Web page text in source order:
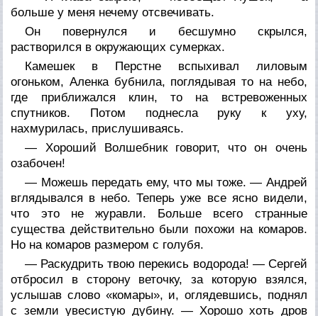
больше у меня нечему отсвечивать.
Он повернулся и бесшумно скрылся,
растворился в окружающих сумерках.
Камешек в Перстне вспыхивал лиловым
огоньком, Аленка бубнила, поглядывая то на небо,
где приближался клин, то на встревоженных
спутников. Потом поднесла руку к уху,
нахмурилась, прислушиваясь.
— Хороший Волшебник говорит, что он очень
озабочен!
— Можешь передать ему, что мы тоже. — Андрей
вглядывался в небо. Теперь уже все ясно видели,
что это не журавли. Больше всего странные
существа действительно были похожи на комаров.
Но на комаров размером с голубя.
— Раскудрить твою перекись водорода! — Сергей
отбросил в сторону веточку, за которую взялся,
услышав слово «комары», и, оглядевшись, поднял
с земли увесистую дубину. — Хорошо хоть дров